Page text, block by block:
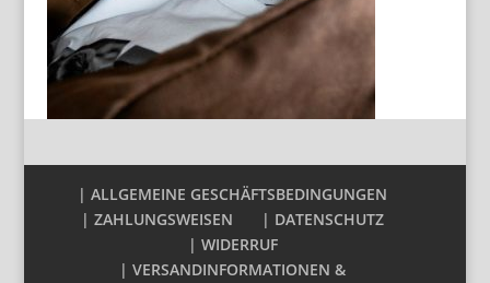
| ALLGEMEINE GESCHÄFTSBEDINGUNGEN
| ZAHLUNGSWEISEN
| DATENSCHUTZ
| WIDERRUF
| VERSANDINFORMATIONEN &